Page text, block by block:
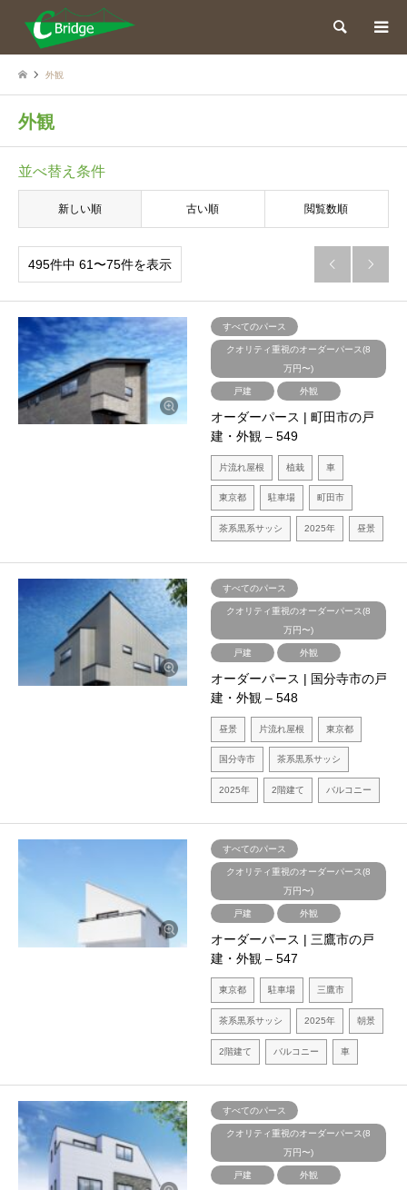
検索
外観
外観
並べ替え条件
新しい順 古い順 閲覧数順
495件中 61〜75件を表示  
すべてのパース
クオリティ重視のオーダーパース(8
万円〜)
戸建 外観
オーダーパース | 町田市の戸
建・外観 – 549
片流れ屋根 植栽 車
東京都 駐車場 町田市
茶系黒系サッシ 2025年 昼景
すべてのパース
クオリティ重視のオーダーパース(8
万円〜)
戸建 外観
オーダーパース | 国分寺市の戸
建・外観 – 548
昼景 片流れ屋根 東京都
国分寺市 茶系黒系サッシ
2025年 2階建て バルコニー
すべてのパース
クオリティ重視のオーダーパース(8
万円〜)
戸建 外観
オーダーパース | 三鷹市の戸
建・外観 – 547
東京都 駐車場 三鷹市
茶系黒系サッシ 2025年 朝景
2階建て バルコニー 車
すべてのパース
クオリティ重視のオーダーパース(8
万円〜)
戸建 外観